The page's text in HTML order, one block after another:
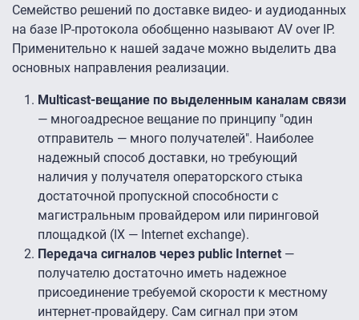
Семейство решений по доставке видео- и аудиоданных
на базе IP-протокола обобщенно называют AV over IP.
Применительно к нашей задаче можно выделить два
основных направления реализации.
Multicast-вещание по выделенным каналам связи
— многоадресное вещание по принципу "один
отправитель — много получателей". Наиболее
надежный способ доставки, но требующий
наличия у получателя операторского стыка
достаточной пропускной способности с
магистральным провайдером или пиринговой
площадкой (IX — Internet exchange).
Передача сигналов через public Internet —
получателю достаточно иметь надежное
присоединение требуемой скорости к местному
интернет-провайдеру. Сам сигнал при этом